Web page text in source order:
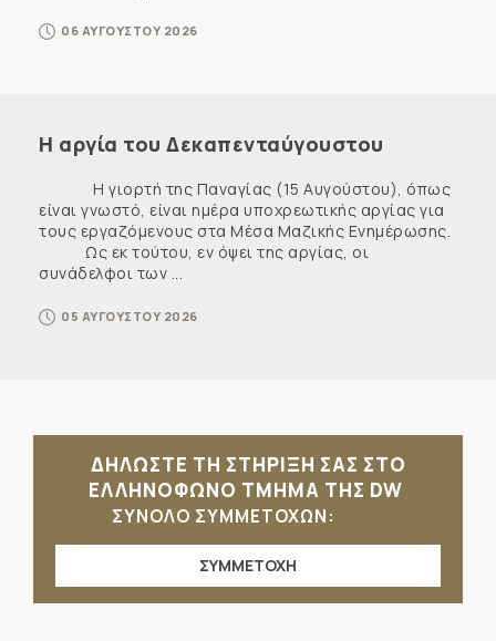
06 ΑΥΓΟΥΣΤΟΥ 2026
Η αργία του Δεκαπενταύγουστου
Η γιορτή της Παναγίας (15 Αυγούστου), όπως
είναι γνωστό, είναι ημέρα υποχρεωτικής αργίας για
τους εργαζόμενους στα Μέσα Μαζικής Ενημέρωσης.
Ως εκ τούτου, εν όψει της αργίας, οι
συνάδελφοι των ...
05 ΑΥΓΟΥΣΤΟΥ 2026
ΔΗΛΩΣΤΕ ΤΗ ΣΤΗΡΙΞΗ ΣΑΣ ΣΤΟ
ΕΛΛΗΝΟΦΩΝΟ ΤΜΗΜΑ ΤΗΣ DW
ΣΥΝΟΛΟ ΣΥΜΜΕΤΟΧΩΝ:
ΣΥΜΜΕΤΟΧΗ